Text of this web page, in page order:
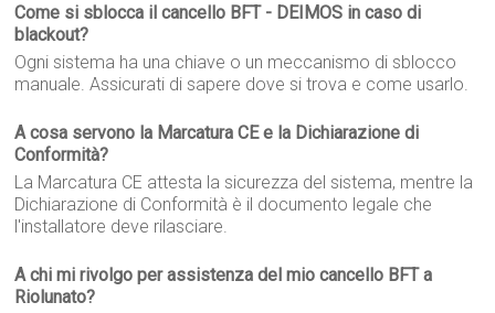
Come si sblocca il cancello BFT - DEIMOS in caso di
blackout?
Ogni sistema ha una chiave o un meccanismo di sblocco
manuale. Assicurati di sapere dove si trova e come usarlo.
A cosa servono la Marcatura CE e la Dichiarazione di
Conformità?
La Marcatura CE attesta la sicurezza del sistema, mentre la
Dichiarazione di Conformità è il documento legale che
l'installatore deve rilasciare.
A chi mi rivolgo per assistenza del mio cancello BFT a
Riolunato?